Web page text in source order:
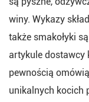
winy. Wykazy
także smakołyki
artykule dostawcy
pewnością
unikalnych kocich